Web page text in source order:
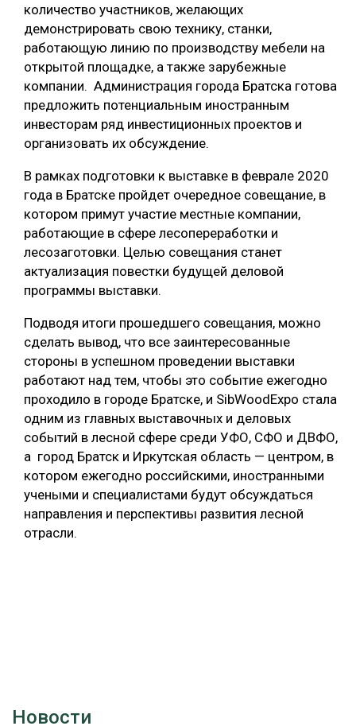
количество участников, желающих
демонстрировать свою технику, станки,
работающую линию по производству мебели на
открытой площадке, а также зарубежные
компании. Администрация города Братска готова
предложить потенциальным иностранным
инвесторам ряд инвестиционных проектов и
организовать их обсуждение.
В рамках подготовки к выставке в феврале 2020
года в Братске пройдет очередное совещание, в
котором примут участие местные компании,
работающие в сфере лесопереработки и
лесозаготовки. Целью совещания станет
актуализация повестки будущей деловой
программы выставки.
Подводя итоги прошедшего совещания, можно
сделать вывод, что все заинтересованные
стороны в успешном проведении выставки
работают над тем, чтобы это событие ежегодно
проходило в городе Братске, и SibWoodExpo стала
одним из главных выставочных и деловых
событий в лесной сфере среди УФО, СФО и ДВФО,
а город Братск и Иркутская область — центром, в
котором ежегодно российскими, иностранными
учеными и специалистами будут обсуждаться
направления и перспективы развития лесной
отрасли.
Новости